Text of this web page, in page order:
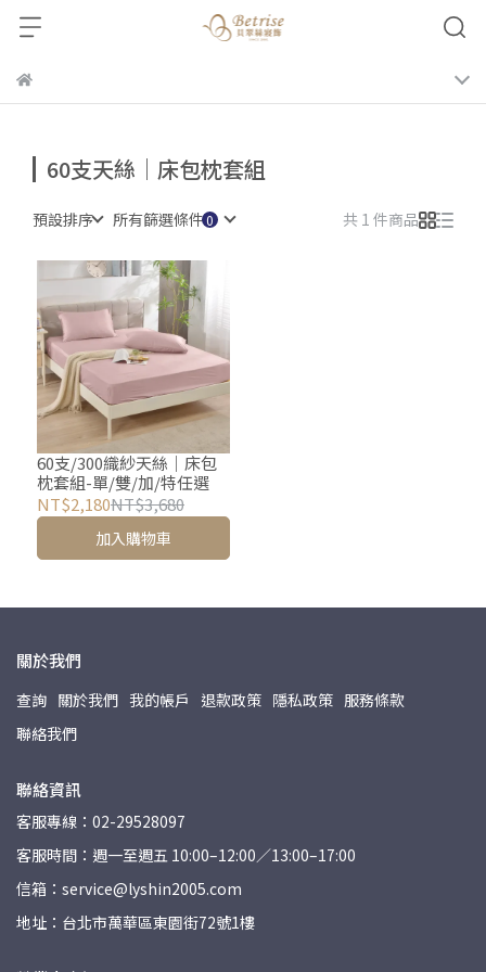
60支天絲｜床包枕套組
預設排序 所有篩選條件 共 1 件商品
60支/300織紗天絲｜床包
枕套組-單/雙/加/特任選
NT$2,180NT$3,680
加入購物車
關於我們
查詢 關於我們 我的帳戶 退款政策 隱私政策 服務條款
聯絡我們
聯絡資訊
客服專線：02-29528097
客服時間：週一至週五 10:00–12:00／13:00–17:00
信箱：service@lyshin2005.com
地址：台北市萬華區東園街72號1樓